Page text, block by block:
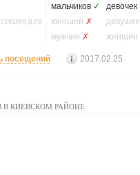
СЕКЦИЯ ДЛЯ
мальчиков ✓ девочек
юношей ✗ девушек
мужчин ✗ женщин
посещений 2017.02.25
В КИЕВСКОМ РАЙОНЕ: